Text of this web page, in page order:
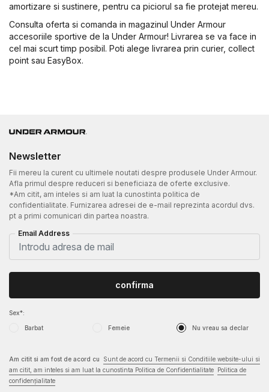
amortizare si sustinere, pentru ca piciorul sa fie protejat mereu.
Consulta oferta si comanda in magazinul Under Armour
accesoriile sportive de la Under Armour! Livrarea se va face in
cel mai scurt timp posibil. Poti alege livrarea prin curier, collect
point sau EasyBox.
Newsletter
Fii mereu la curent cu ultimele noutati despre produsele Under Armour.
Afla primul despre reduceri si beneficiaza de oferte exclusive.
*Am citit, am inteles si am luat la cunostinta politica de
confidentialitate. Furnizarea adresei de e-mail reprezinta acordul dvs.
pt a primi comunicari din partea noastra.
Email Address
Sex*:
Barbat Femeie Nu vreau sa declar
confirma
Am citit si am fost de acord cu
Sunt de acord cu Termenii si Conditiile website-ului si
am citit, am inteles si am luat la cunostinta Politica de Confidentialitate Politica de
confidențialitate